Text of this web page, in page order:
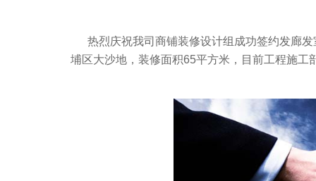
热烈庆祝我司商铺装修设计组成功签约发廊发
埔区大沙地，装修面积65平方米，目前工程施工